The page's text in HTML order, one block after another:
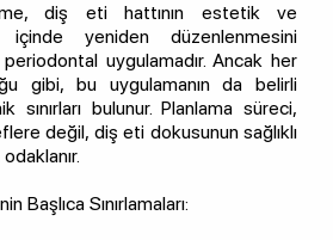
diş eti hattının estetik ve
yeniden düzenlenmesini
uygulamadır. Ancak her
gibi, bu uygulamanın da belirli
sınırları bulunur. Planlama süreci,
değil, diş eti dokusunun sağlıklı
Başlıca Sınırlamaları: